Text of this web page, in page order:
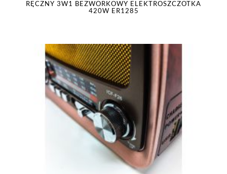
RĘCZNY 3W1 BEZWORKOWY ELEKTROSZCZOTKA
420W ER1285